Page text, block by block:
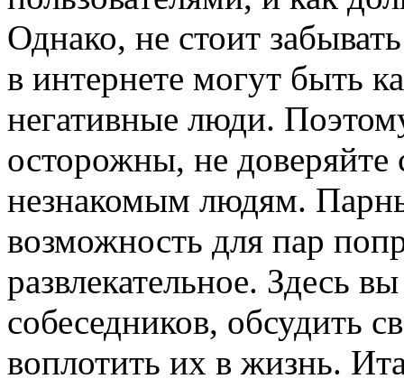
Однако, не стоит
в интернете могут быть
негативные люди.
осторожны, не
незнакомым людям.
возможность для пар
развлекательное. Здесь
собеседников, обсудить
воплотить их в жизнь.